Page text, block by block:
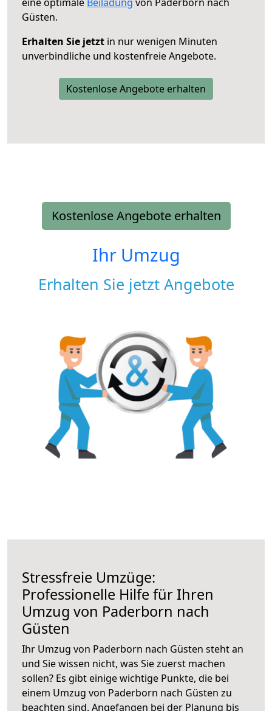
Güsten.
Erhalten Sie jetzt in nur wenigen Minuten
unverbindliche und kostenfreie Angebote.
Kostenlose Angebote erhalten
Kostenlose Angebote erhalten
Ihr Umzug
Erhalten Sie jetzt Angebote
Stressfreie Umzüge:
Professionelle Hilfe für Ihren
Umzug von Paderborn nach
Güsten
Ihr Umzug von Paderborn nach Güsten steht an
und Sie wissen nicht, was Sie zuerst machen
sollen? Es gibt einige wichtige Punkte, die bei
einem Umzug von Paderborn nach Güsten zu
beachten sind. Angefangen bei der Planung bis